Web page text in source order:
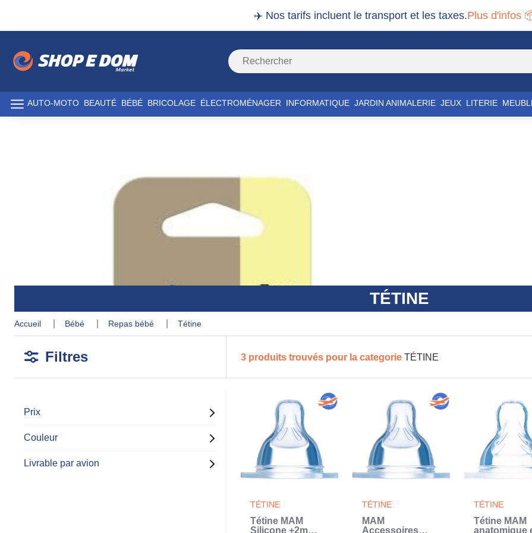
✈️ Nos tarifs incluent le transport et les taxes.Plus d'infos
AUTO-MOTO BEAUTÉ BÉBÉ BRICOLAGE ÉLECTROMÉNAGER INFORMATIQUE JARDIN ANIMALERIE JEUX LITERIE
TÉTINE
accueil bébé repas bébé tétine
Filtres 3 produits trouvés pour la categorie TÉTINE
Prix
Couleur
Livrable par avion
TÉTINE
Tétine MAM
Silicone +2m
TÉTINE
MAM
Accessoires
TÉTINE
Tétine MAM
anatomique